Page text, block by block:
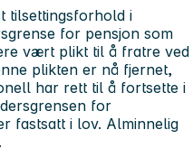
tilsettingsforhold i
for pensjon som
vært plikt til å fratre ved
plikten er nå fjernet,
har rett til å fortsette i
for
fastsatt i lov. Alminnelig